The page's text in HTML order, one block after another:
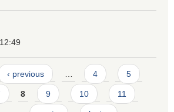
‹ previous 4 5
8 9 10 11